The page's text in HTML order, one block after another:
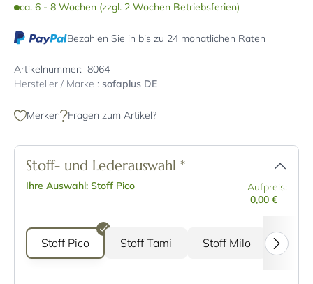
ca. 6 - 8 Wochen (zzgl. 2 Wochen Betriebsferien)
Bezahlen Sie in bis zu 24 monatlichen Raten
Artikelnummer: 8064
Hersteller / Marke : sofaplus DE
Merken Fragen zum Artikel?
Stoff- und Lederauswahl *
Ihre Auswahl: Stoff Pico
Aufpreis:
0,00 €
Stoff Pico Stoff Tami Stoff Milo Stoff